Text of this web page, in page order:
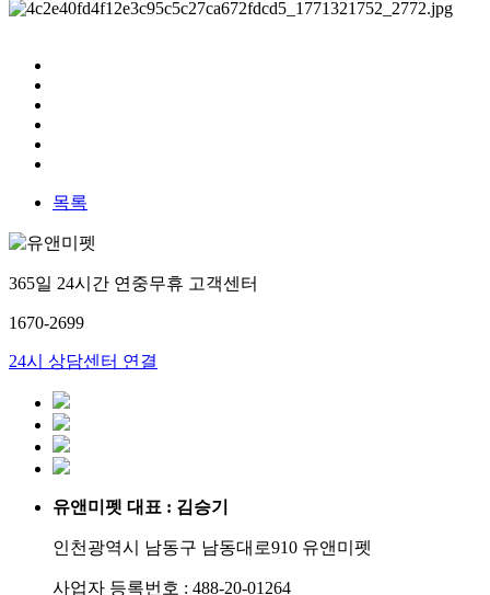
목록
365일 24시간 연중무휴 고객센터
1670-2699
24시 상담센터 연결
유앤미펫 대표 : 김승기
인천광역시 남동구 남동대로910 유앤미펫
사업자 등록번호 : 488-20-01264